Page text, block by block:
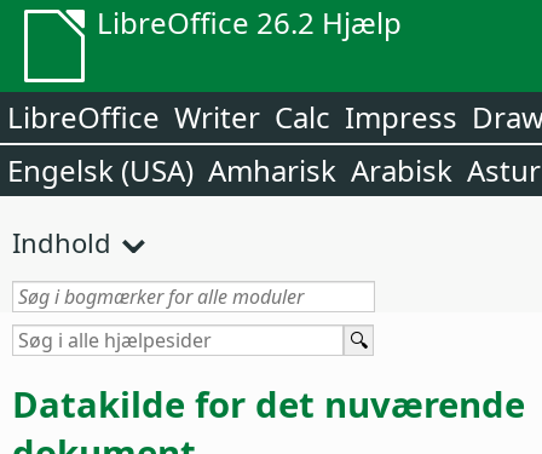
LibreOffice 26.2 Hjælp
LibreOffice Writer Calc Impress
Engelsk (USA) Amharisk Arabisk
Indhold
Datakilde for det nuværende